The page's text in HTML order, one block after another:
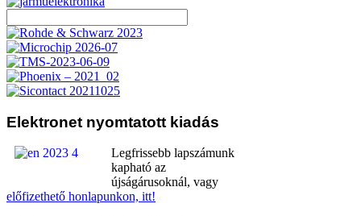
Elektronet nyomtatott kiadás
Legfrissebb lapszámunk
kapható az
újságárusoknál, vagy
előfizethető honlapunkon, itt!